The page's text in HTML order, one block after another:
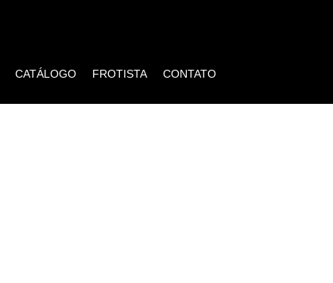
CATÁLOGO FROTISTA CONTATO